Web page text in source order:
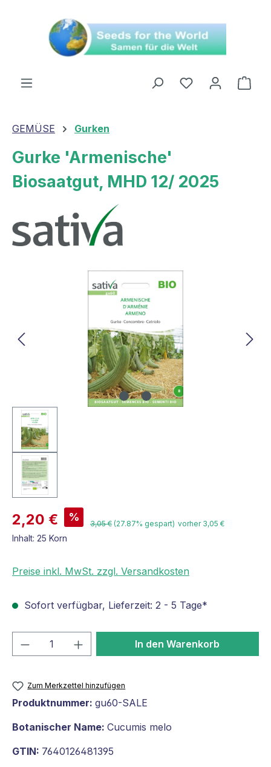
GEMÜSE Gurken
Gurke 'Armenische'
Biosaatgut, MHD 12/ 2025
Bildergalerie überspringen
2,20 € %
3,05 € (27.87% gespart) vorher 3,05 €
Inhalt: 25 Korn
Preise inkl. MwSt. zzgl. Versandkosten
Sofort verfügbar, Lieferzeit: 2 - 5 Tage*
Produkt Anzahl: Gib denIn den Warenkorb
Zum Merkzettel hinzufügen
Produktnummer: gu60-SALE
Botanischer Name: Cucumis melo
GTIN: 7640126481395